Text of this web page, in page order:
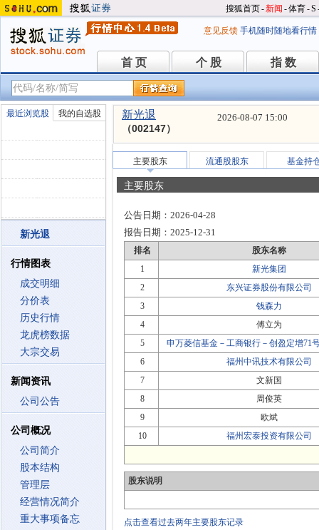
搜狐首页-新闻 -体育-S
意见反馈 手机随时随地看行情
首 页
首 页 个 股
个 股 指 数
指 数
最近浏览股 我的自选股
新光退
行情图表
成交明细
分价表
历史行情
龙虎榜数据
大宗交易
新闻资讯
公司公告
公司概况
公司简介
股本结构
管理层
经营情况简介
重大事项备忘
新光退
（002147）
2026-08-07 15:00
主要股东 流通股股东 基金持
主要股东
公告日期： 2026-04-28
报告日期： 2025-12-31
排名
股东名称
1
新光集团
2
东兴证券股份有限公司
3
钱森力
4
傅立为
5
申万菱信基金－工商银行－创盈定增71
6
福州中讯技术有限公司
7
文新国
8
周俊英
9
欧斌
10
福州宏泰投资有限公司
股东说明
点击查看过去两年主要股东记录